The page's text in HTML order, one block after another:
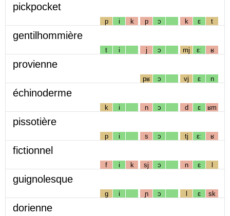
pickpocket
p i k p ɔ k ɛ t
gentilhommière
t i j ɔ mj ɛː ʁ
provienne
pʁ ɔ vj ɛ n
échinoderme
k i n ɔ d ɛ ʁm
pissotière
p i s ɔ tj ɛː ʁ
fictionnel
f i k sj ɔ n ɛ l
guignolesque
g i ɲ ɔ l ɛ sk
dorienne